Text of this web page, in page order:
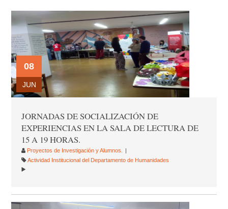
08
JUN
JORNADAS DE SOCIALIZACIÓN DE
EXPERIENCIAS EN LA SALA DE LECTURA DE
15 A 19 HORAS.
Proyectos de Investigación y Alumnos.
Actividad Institucional del Departamento de Humanidades